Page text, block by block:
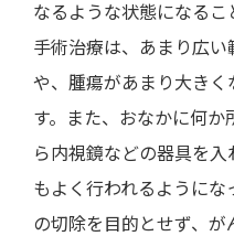
なるような状態になるこ
手術治療は、あまり広
や、腫瘍があまり大き
す。また、おなかに何
ら内視鏡などの器具を入
もよく行われるようにな
の切除を目的とせず、